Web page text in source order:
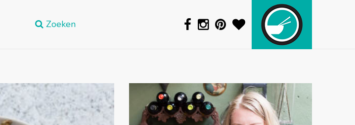
Zoeken